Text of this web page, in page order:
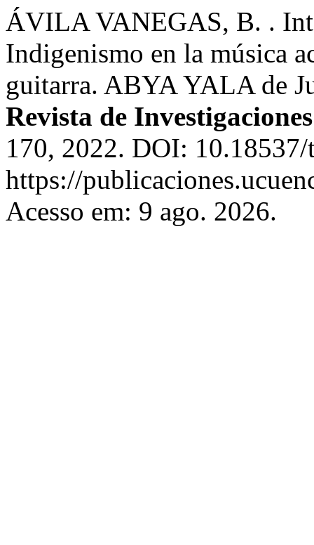
ÁVILA VANEGAS, B. .
Indigenismo en la música
guitarra. ABYA YALA de
Revista de
170, 2022. DOI:
https://
Acesso em: 9 ago. 2026.